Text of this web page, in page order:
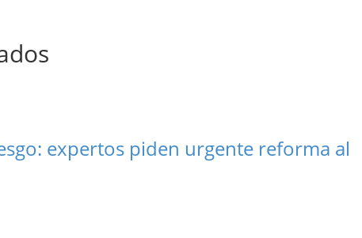
expertos piden urgente reforma al